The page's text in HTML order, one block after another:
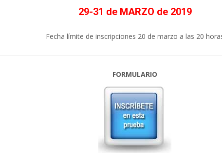
29-31 de MARZO de 2019
Fecha límite de inscripciones 20 de marzo a las 20
FORMULARIO